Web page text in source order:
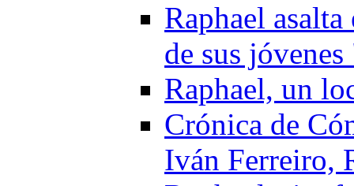
Raphael
de sus
Raphael, un
Crónica de
Iván Ferreiro,